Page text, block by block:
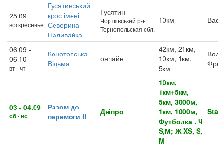
25.09
воскресенье
Гусятинський
крос імені
Северина
Наливайка
Гусятин
Чортківський р-н
Тернопольская обл.
10км
06.09 -
06.10
вт - чт
Конотопська
Відьма
онлайн
42км, 21км,
10км, 1км,
5км
03 - 04.09
сб - вс
Разом до
перемоги ІІ
Дніпро
10км,
1км+5км,
5км, 3000м,
1км, 1000м,
Футболка . Ч
S,М; Ж XS, S,
M